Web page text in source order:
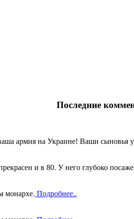
Последние
армия на Украине! Ваши сыновья
и в 80. У него глубоко
монархе. Подробнее..